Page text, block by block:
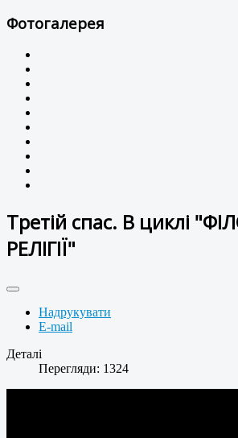
Фотогалерея
Третій спас. В циклі
РЕЛІГІЇ"
Надрукувати
E-mail
Деталі
Перегляди: 1324